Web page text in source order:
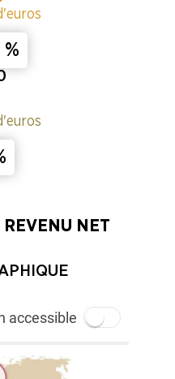
NET
accessible